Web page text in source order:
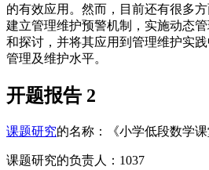
的有效应用。然而，目前还有很多
建立管理维护预警机制，实施动态
和探讨，并将其应用到管理维护实
管理及维护水平。
开题报告 2
课题研究的名称：《小学低段数学课
课题研究的负责人：1037